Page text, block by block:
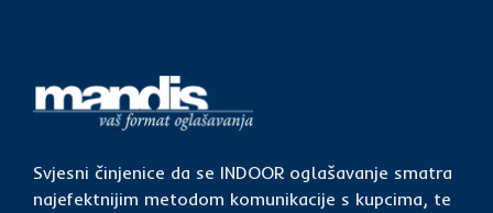
Svjesni činjenice da se INDOOR oglašavanje smatra
najefektnijim metodom komunikacije s kupcima, te